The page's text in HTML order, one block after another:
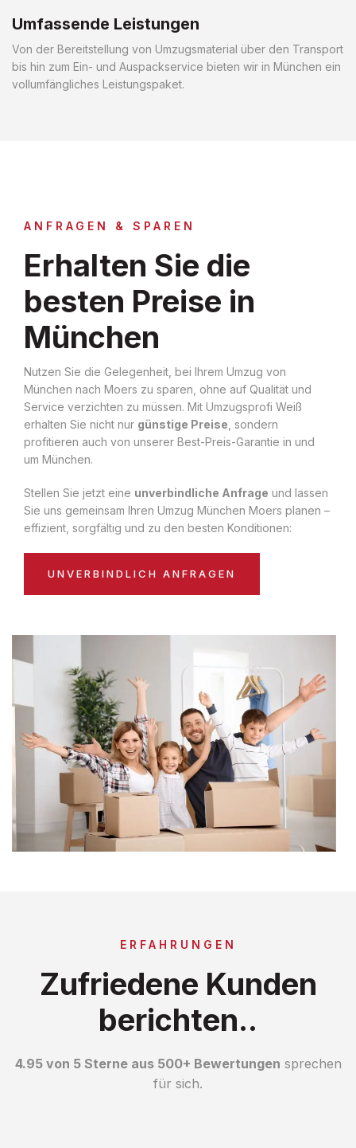
Umfassende Leistungen
Von der Bereitstellung von Umzugsmaterial über den Transport
bis hin zum Ein- und Auspackservice bieten wir in München ein
vollumfängliches Leistungspaket.
ANFRAGEN & SPAREN
Erhalten Sie die
besten Preise in
München
Nutzen Sie die Gelegenheit, bei Ihrem Umzug von
München nach Moers zu sparen, ohne auf Qualität und
Service verzichten zu müssen. Mit Umzugsprofi Weiß
erhalten Sie nicht nur günstige Preise , sondern
profitieren auch von unserer Best-Preis-Garantie in und
um München.
Stellen Sie jetzt eine unverbindliche Anfrage und lassen
Sie uns gemeinsam Ihren Umzug München Moers planen –
effizient, sorgfältig und zu den besten Konditionen:
UNVERBINDLICH ANFRAGEN
ERFAHRUNGEN
Zufriedene Kunden
berichten..
4.95 von 5 Sterne aus 500+ Bewertungen sprechen
für sich.